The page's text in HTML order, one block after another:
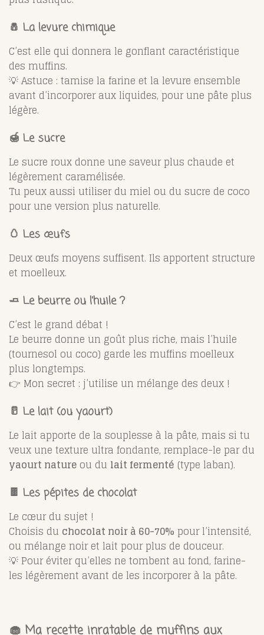
🧂 La levure chimique
C’est elle qui donnera le gonflant caractéristique
des muffins.
💡 Astuce : tamise la farine et la levure ensemble
avant d’incorporer aux liquides, pour une pâte plus
légère.
🍯 Le sucre
Le sucre roux donne une saveur plus chaude et
légèrement caramélisée.
Tu peux aussi utiliser du miel ou du sucre de coco
pour une version plus naturelle.
🥚 Les œufs
Deux œufs moyens suffisent. Ils apportent structure
et moelleux.
🧈 Le beurre ou l’huile ?
C’est le grand débat !
Le beurre donne un goût plus riche, mais l’huile
(tournesol ou coco) garde les muffins moelleux
plus longtemps.
👉 Mon secret : j’utilise un mélange des deux !
🥛 Le lait (ou yaourt)
Le lait apporte de la souplesse à la pâte, mais si tu
veux une texture ultra fondante, remplace-le par du
yaourt nature ou du lait fermenté (type laban).
🍫 Les pépites de chocolat
Le cœur du sujet !
Choisis du chocolat noir à 60-70% pour l’intensité,
ou mélange noir et lait pour plus de douceur.
💡 Pour éviter qu’elles ne tombent au fond, farine-
les légèrement avant de les incorporer à la pâte.
🧁 Ma recette inratable de muffins aux